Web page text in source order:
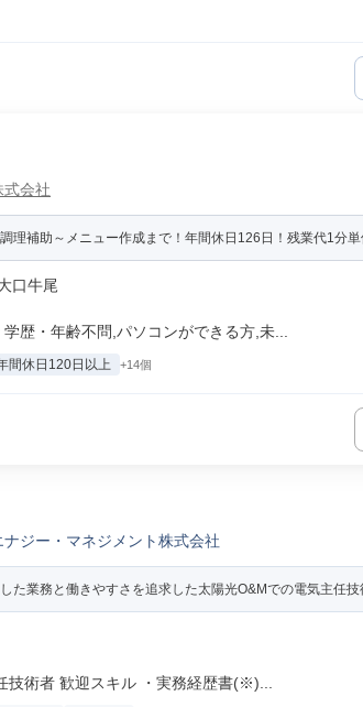
式会社
理補助～メニュー作成まで！年間休日126日！残業代1分単
口牛尾
歴・年齢不問,パソコンができる方,未...
間休日120日以上 +14個
ジー・マネジメント株式会社
た業務と働きやすさを追求した太陽光O&Mでの電気主任
技術者 歓迎スキル ・実務経歴書(※)...